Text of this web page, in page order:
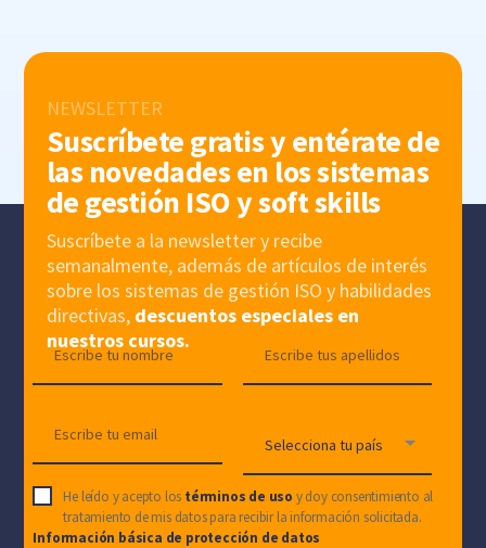
NEWSLETTER
Suscríbete gratis y entérate de
las novedades en los sistemas
de gestión ISO y soft skills
Suscríbete a la newsletter y recibe
semanalmente, además de artículos de interés
sobre los sistemas de gestión ISO y habilidades
directivas, descuentos especiales en
nuestros cursos.
He leído y acepto los términos de uso y doy consentimiento al
tratamiento de mis datos para recibir la información solicitada.
Información básica de protección de datos